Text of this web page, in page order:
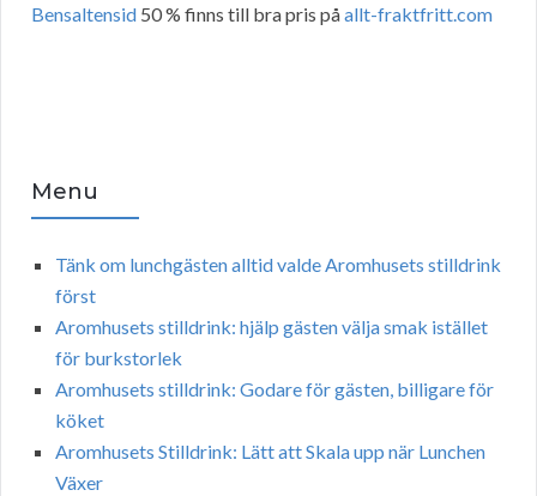
Bensaltensid 50 % finns till bra pris påallt-fraktfritt.com
Menu
Tänk om lunchgästen alltid valde Aromhusets stilldrink
först
Aromhusets stilldrink: hjälp gästen välja smak istället
för burkstorlek
Aromhusets stilldrink: Godare för gästen, billigare för
köket
Aromhusets Stilldrink: Lätt att Skala upp när Lunchen
Växer